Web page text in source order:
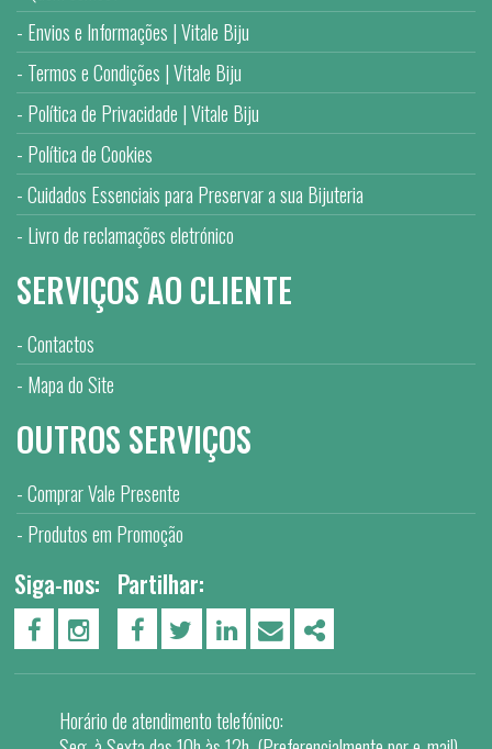
Envios e Informações | Vitale Biju
Termos e Condições | Vitale Biju
Política de Privacidade | Vitale Biju
Política de Cookies
Cuidados Essenciais para Preservar a sua Bijuteria
Livro de reclamações eletrónico
SERVIÇOS AO CLIENTE
Contactos
Mapa do Site
OUTROS SERVIÇOS
Comprar Vale Presente
Produtos em Promoção
Siga-nos:
PÁGINA DO FACEBOOK
PÁGINA DO INSTAGRAM
Partilhar:
FACEBOOKTWITTERLINKEDIN
EMAIL
Horário de atendimento telefónico: